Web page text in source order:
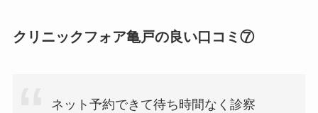
クリニックフォア亀戸の良い口コミ⑦
ネット予約できて待ち時間なく診察